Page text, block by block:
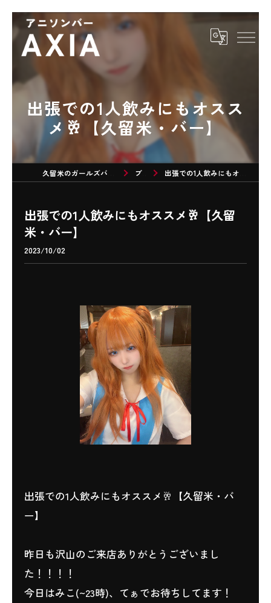
出張での1人飲みにもオスス
メ🥂【久留米・バー】
ブログ 出張での1人飲みにもオススメ🥂【久留米・バー】
出張での1人飲みにもオススメ🥂【久留
米・バー】
2023/10/02
出張での1人飲みにもオススメ🥂【久留米・バ
ー】
昨日も沢山のご来店ありがとうございまし
た！！！！
今日はみこ(~23時)、てぁでお待ちしてます！